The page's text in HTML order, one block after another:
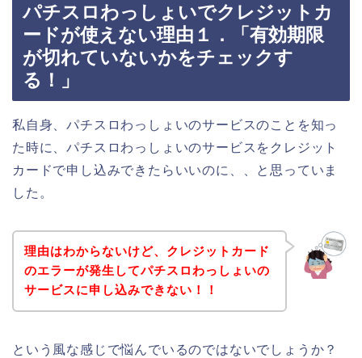
パチスロわっしょいでクレジットカ
ードが使えない理由１．「有効期限
が切れていないかをチェックす
る！」
私自身、パチスロわっしょいのサービスのことを知っ
た時に、パチスロわっしょいのサービスをクレジット
カードで申し込みできたらいいのに、、と思っていま
した。
理由はわからないけど、クレジットカード
のエラーが発生してパチスロわっしょいの
サービスに申し込みできない！！
という風な感じで悩んでいるのではないでしょうか？